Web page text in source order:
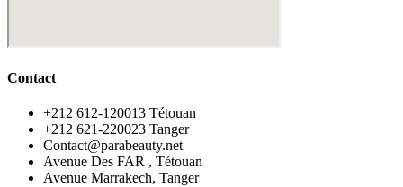
Contact
‪+212 612-120013 Tétouan
‪+212 621-220023 Tanger
Contact@parabeauty.net
Avenue Des FAR , Tétouan
Avenue Marrakech, Tanger